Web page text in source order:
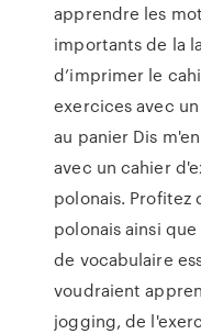
apprendre les
importants de la
d’imprimer le
exercices avec
au panier Dis
avec un cahier
polonais.
polonais ainsi
de vocabulaire
voudraient
jogging, de